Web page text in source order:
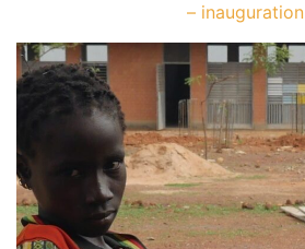
– inauguration